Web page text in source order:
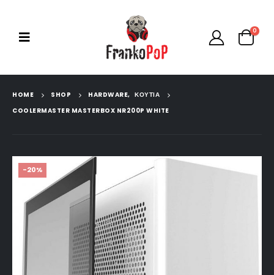
0
HOME SHOP HARDWARE, ΚΟΥΤΙΑ
COOLERMASTER MASTERBOX NR200P WHITE
-20%